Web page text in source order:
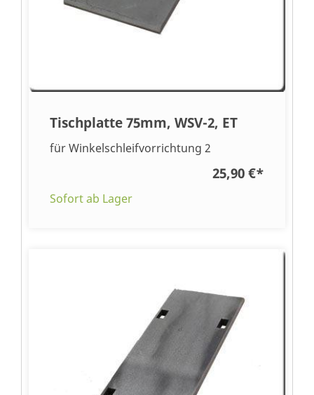
Tischplatte 75mm, WSV-2, ET
für Winkelschleifvorrichtung 2
25,90 €*
Sofort ab Lager